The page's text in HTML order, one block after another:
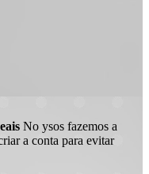
No ysos fazemos a
a conta para evitar